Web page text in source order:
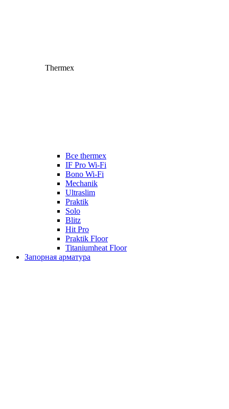
Thermex
Все thermex
IF Pro Wi-Fi
Bono Wi-Fi
Mechanik
Ultraslim
Praktik
Solo
Blitz
Hit Pro
Praktik Floor
Titaniumheat Floor
Запорная арматура